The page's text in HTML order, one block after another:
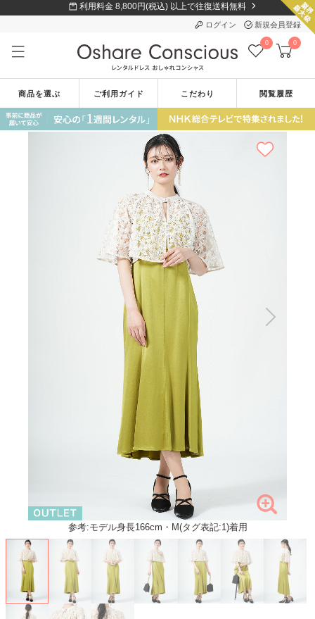
利用料金 8,800円(税込) 以上で往復送料無料
ログイン 新規会員登録
0 0
商品を選ぶ ご利用ガイド こだわり 閲覧履歴
参考:モデル身長166cm・M(タグ表記:1)着用